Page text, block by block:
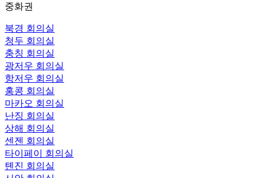
중화권
북경 회의실
청두 회의실
충칭 회의실
광저우 회의실
항저우 회의실
홍콩 회의실
마카오 회의실
난징 회의실
상해 회의실
센젠 회의실
타이페이 회의실
톈진 회의실